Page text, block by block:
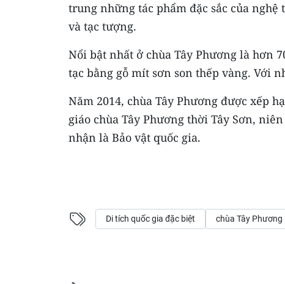
trung những tác phẩm đặc sắc của
và tạc tượng.
Nổi bật nhất ở chùa Tây Phương là hơn
tạc bằng gỗ mít sơn son thếp vàng. Với
Năm 2014, chùa Tây Phương được xếp
giáo chùa Tây Phương thời Tây Sơn,
nhận là Bảo vật quốc gia.
Di tích quốc gia đặc biệt chùa Tây Phương